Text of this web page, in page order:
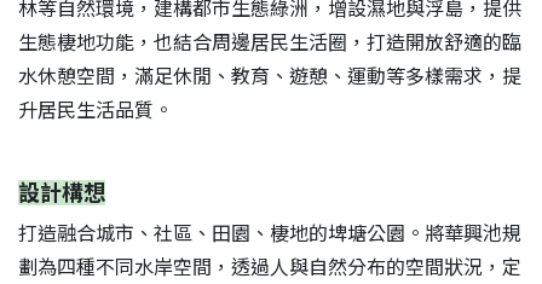
林等自然環境，建構都市生態綠洲，增設濕地與浮島，提供
生態棲地功能，也結合周邊居民生活圈，打造開放舒適的臨
水休憩空間，滿足休閒、教育、遊憩、運動等多樣需求，提
升居民生活品質。
設計構想
打造融合城市、社區、田園、棲地的埤塘公園。將華興池規
劃為四種不同水岸空間，透過人與自然分布的空間狀況，定